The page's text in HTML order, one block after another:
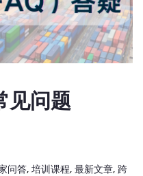
见问题
问答, 培训课程, 最新文章, 跨